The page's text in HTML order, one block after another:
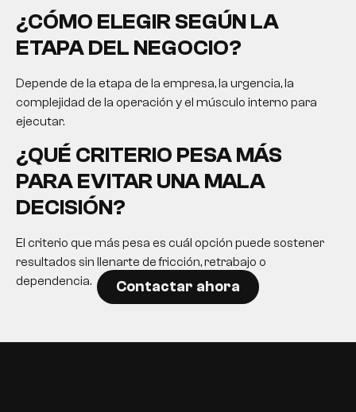
¿CÓMO ELEGIR SEGÚN LA
ETAPA DEL NEGOCIO?
Depende de la etapa de la empresa, la urgencia, la
complejidad de la operación y el músculo interno para
ejecutar.
¿QUÉ CRITERIO PESA MÁS
PARA EVITAR UNA MALA
DECISIÓN?
El criterio que más pesa es cuál opción puede sostener
resultados sin llenarte de fricción, retrabajo o
dependencia.
Contactar ahora